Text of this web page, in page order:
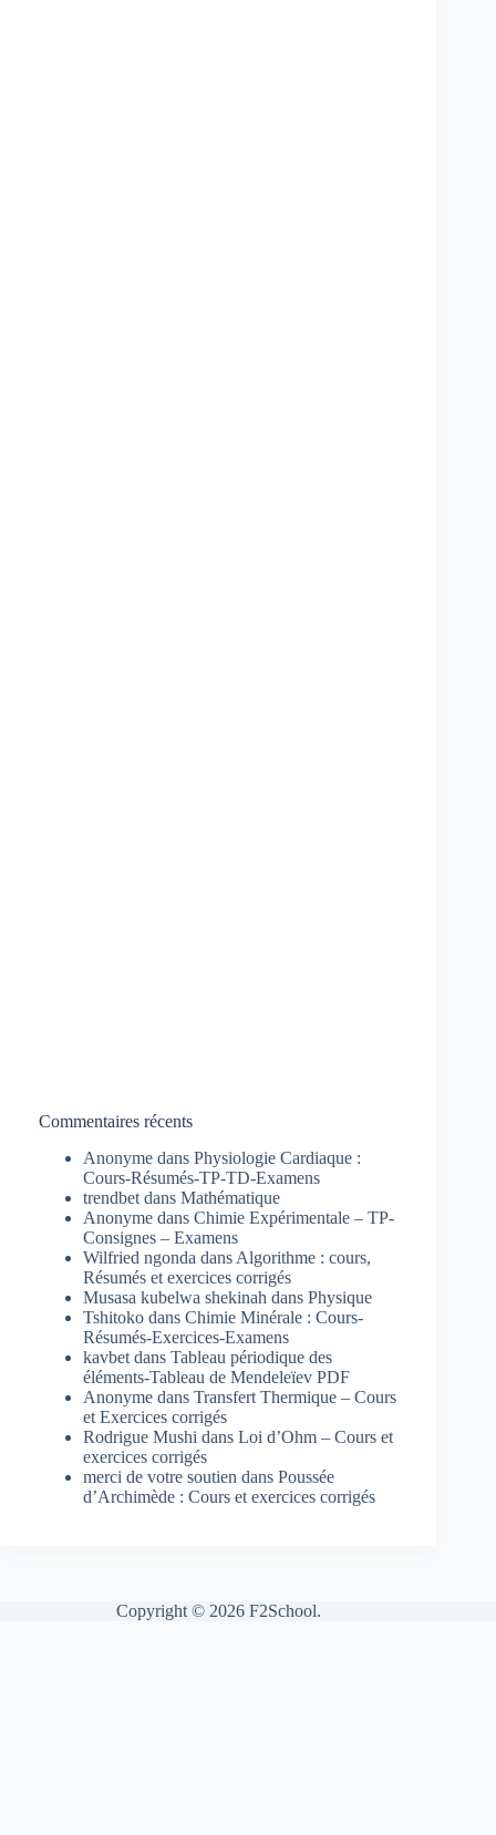
Commentaires récents
Anonyme dans Physiologie Cardiaque :
Cours-Résumés-TP-TD-Examens
trendbet dans Mathématique
Anonyme dans Chimie Expérimentale – TP-
Consignes – Examens
Wilfried ngonda dans Algorithme : cours,
Résumés et exercices corrigés
Musasa kubelwa shekinah dans Physique
Tshitoko dans Chimie Minérale : Cours-
Résumés-Exercices-Examens
kavbet dans Tableau périodique des
éléments-Tableau de Mendeleïev PDF
Anonyme dans Transfert Thermique – Cours
et Exercices corrigés
Rodrigue Mushi dans Loi d’Ohm – Cours et
exercices corrigés
merci de votre soutien dans Poussée
d’Archimède : Cours et exercices corrigés
Copyright © 2026 F2School.